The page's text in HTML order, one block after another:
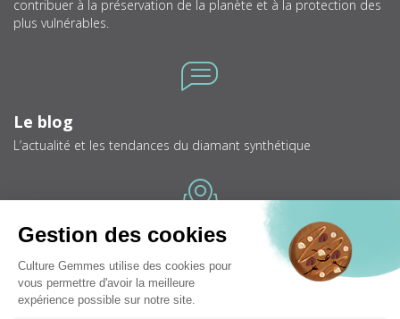
contribuer à la préservation de la planète et à la protection des
plus vulnérables.
Le blog
L’actualité et les tendances du diamant synthétique
Bijouteries
Trouver une bijouterie près de chez vous